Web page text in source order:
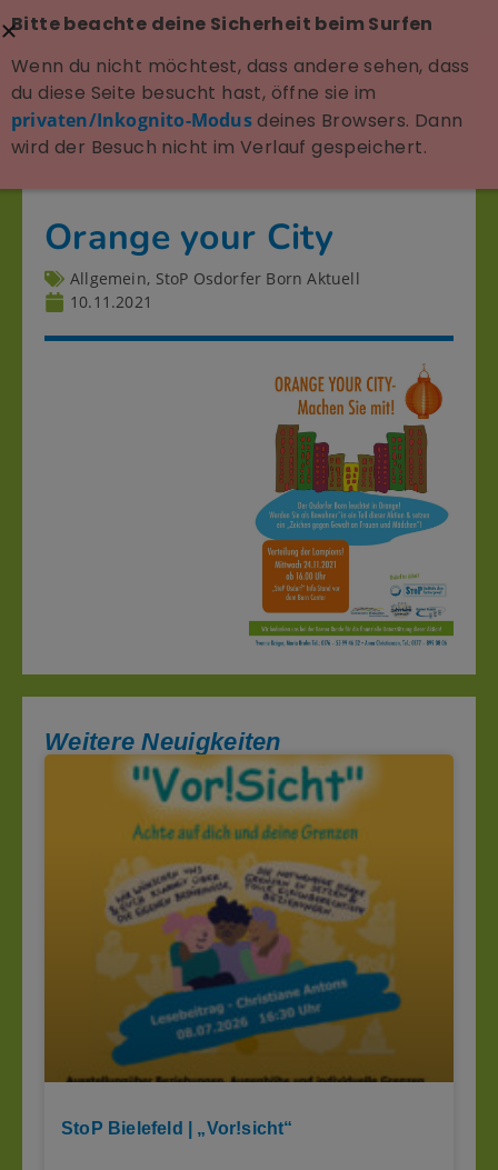
Orange your City
Allgemein, StoP Osdorfer Born Aktuell
10.11.2021
Weitere Neuigkeiten
StoP Bielefeld | „Vor!sicht“
Bitte beachte deine Sicherheit beim Surfen
Wenn du nicht möchtest, dass andere sehen, dass
du diese Seite besucht hast, öffne sie im
privaten/Inkognito-Modusdeines Browsers. Dann
wird der Besuch nicht im Verlauf gespeichert.